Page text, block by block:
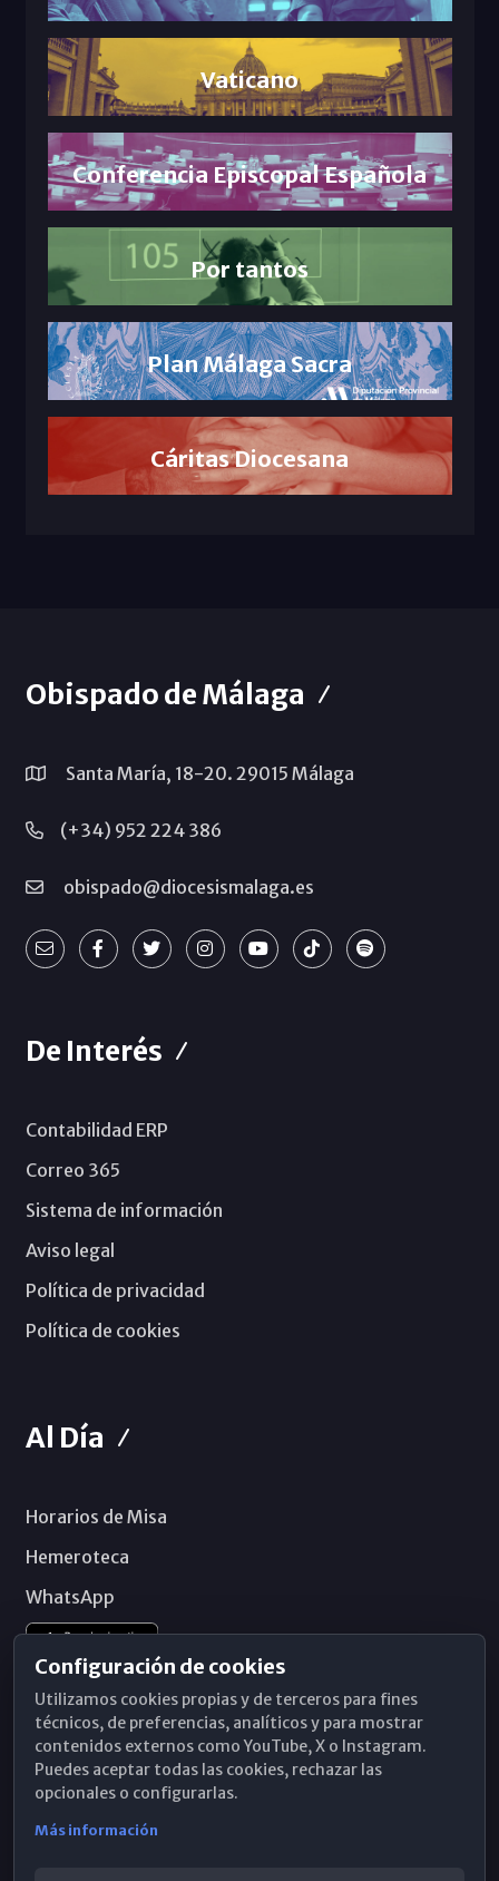
Vaticano
Conferencia Episcopal Española
Por tantos
Plan Málaga Sacra
Cáritas Diocesana
Obispado de Málaga
Santa María, 18-20. 29015 Málaga
(+34) 952 224 386
obispado@diocesismalaga.es
De Interés
Contabilidad ERP
Correo 365
Sistema de información
Aviso legal
Política de privacidad
Política de cookies
Al Día
Horarios de Misa
Hemeroteca
WhatsApp
Configuración de cookies
Utilizamos cookies propias y de terceros para fines
técnicos, de preferencias, analíticos y para mostrar
contenidos externos como YouTube, X o Instagram.
Puedes aceptar todas las cookies, rechazar las
opcionales o configurarlas.
Más información